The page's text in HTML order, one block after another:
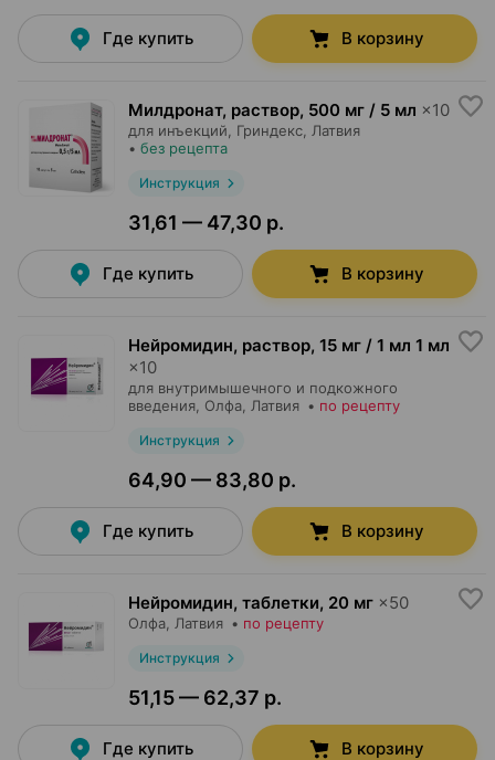
Где купить В корзину
Милдронат, раствор, 500 мг / 5 мл ×10
для инъекций, Гриндекс , Латвия
• без рецепта
Инструкция
31,61 — 47,30 р.
Где купить В корзину
Нейромидин, раствор, 15 мг / 1 мл 1 мл
×10
для внутримышечного и подкожного
введения, Олфа , Латвия • по рецепту
Инструкция
64,90 — 83,80 р.
Где купить В корзину
Нейромидин, таблетки, 20 мг ×50
Олфа , Латвия • по рецепту
Инструкция
51,15 — 62,37 р.
Где купить В корзину